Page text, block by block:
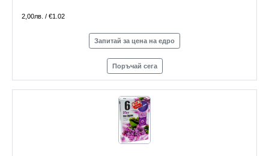
2,00лв. / €1.02
Запитай за цена на едро
Поръчай сега